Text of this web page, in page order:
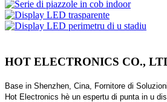
HOT ELECTRONICS CO.,
Base in Shenzhen, Cina, Fornitore di
Hot Electronics hè un espertu di punta in u